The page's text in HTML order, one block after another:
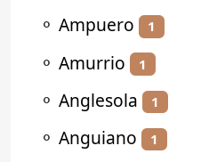
⚬ Ampuero 1
⚬ Amurrio 1
⚬ Anglesola 1
⚬ Anguiano 1